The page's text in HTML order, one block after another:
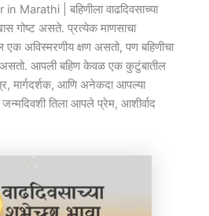
Marathi |​ बहिणीला वाढदिवसाच्या
गोष्ट असते. प्रत्येक माणसाचा
एक अविस्मरणीय क्षण असतो, पण बहिणीचा
आपली बहिण केवळ एक कुटुंबातील
मार्गदर्शक, आणि अनेकदा आपल्या
जन्मदिवशी तिला आपले प्रेम, आशीर्वाद